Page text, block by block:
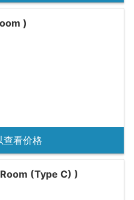
)
查看价格
(Type C) )